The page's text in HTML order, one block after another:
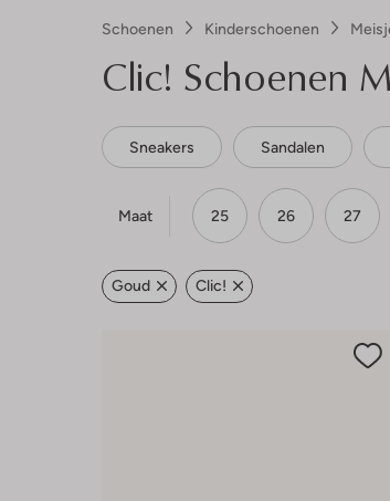
Schoenen Kinderschoenen
Clic! Schoenen
Sneakers Sandalen
Maat 25 26 27
Goud Clic!